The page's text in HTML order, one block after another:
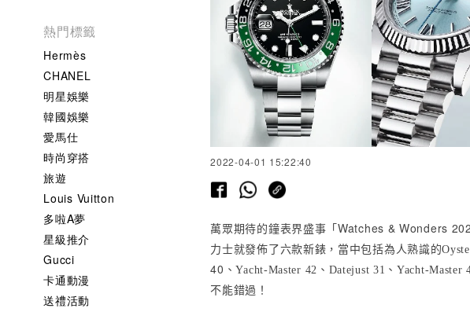
熱門標籤
Hermès
CHANEL
明星娛樂
韓國娛樂
愛馬仕
時尚穿搭
旅遊
Louis Vuitton
多啦A夢
星級推介
Gucci
卡通動漫
送禮活動
2022-04-01 15:22:40
萬眾期待的鐘表界盛事「Watches & Wonders
力士就發佈了六款新錶，當中包括為人熟識的
40 、Yacht-Master 42 、 Datejust 31 、Yacht-Master
不能錯過！